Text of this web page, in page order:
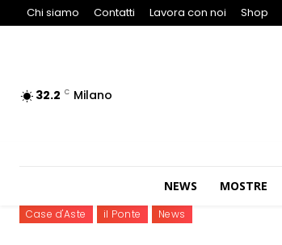
Chi siamo Contatti Lavora con noi Shop
32.2 C Milano
NEWS MOSTRE
Case d'Aste il Ponte News